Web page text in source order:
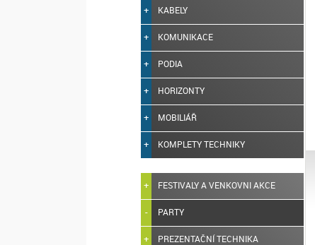
KABELY
KOMUNIKACE
PODIA
HORIZONTY
MOBILIÁŘ
KOMPLETY TECHNIKY
FESTIVALY A VENKOVNI AKCE
PARTY
PREZENTAČNÍ TECHNIKA